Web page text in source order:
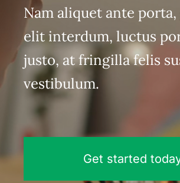
Soluciones
Contacto
Nam aliquet ante porta,
elit interdum, luctus
justo, at fringilla felis
vestibulum.
Get started